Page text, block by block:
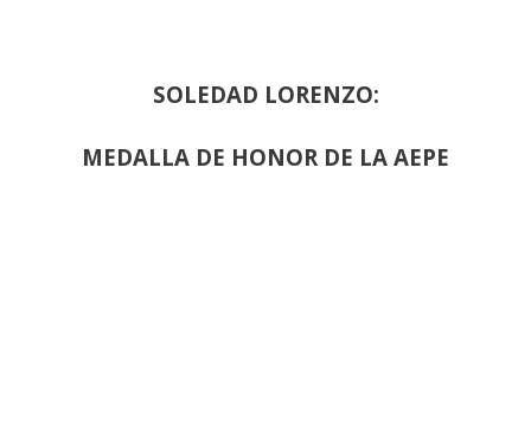
SOLEDAD LORENZO:
MEDALLA DE HONOR DE LA AEPE